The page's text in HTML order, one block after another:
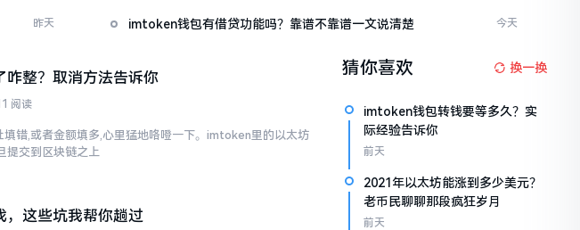
昨天 imtoken钱包有借贷功能吗？靠谱不靠谱一文说清楚 今天
整？取消方法告诉你
阅读
错,或者金额填多,心里猛地咯噔一下。imtoken里的以太坊
提交到区块链之上
这些坑我帮你趟过
猜你喜欢 换一换
imtoken钱包转钱要等多久？实
际经验告诉你
前天
2021年以太坊能涨到多少美元？
老币民聊聊那段疯狂岁月
前天